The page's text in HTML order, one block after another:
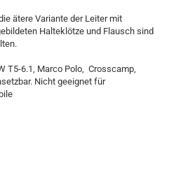
ätere Variante der Leiter mit
Halteklötze und Flausch sind
T5-6.1, Marco Polo, Crosscamp,
Nicht geeignet für